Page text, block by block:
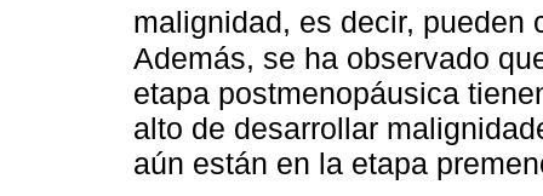
malignidad, es decir, pueden
Además, se ha observado
etapa postmenopáusica
alto de desarrollar
aún están en la etapa